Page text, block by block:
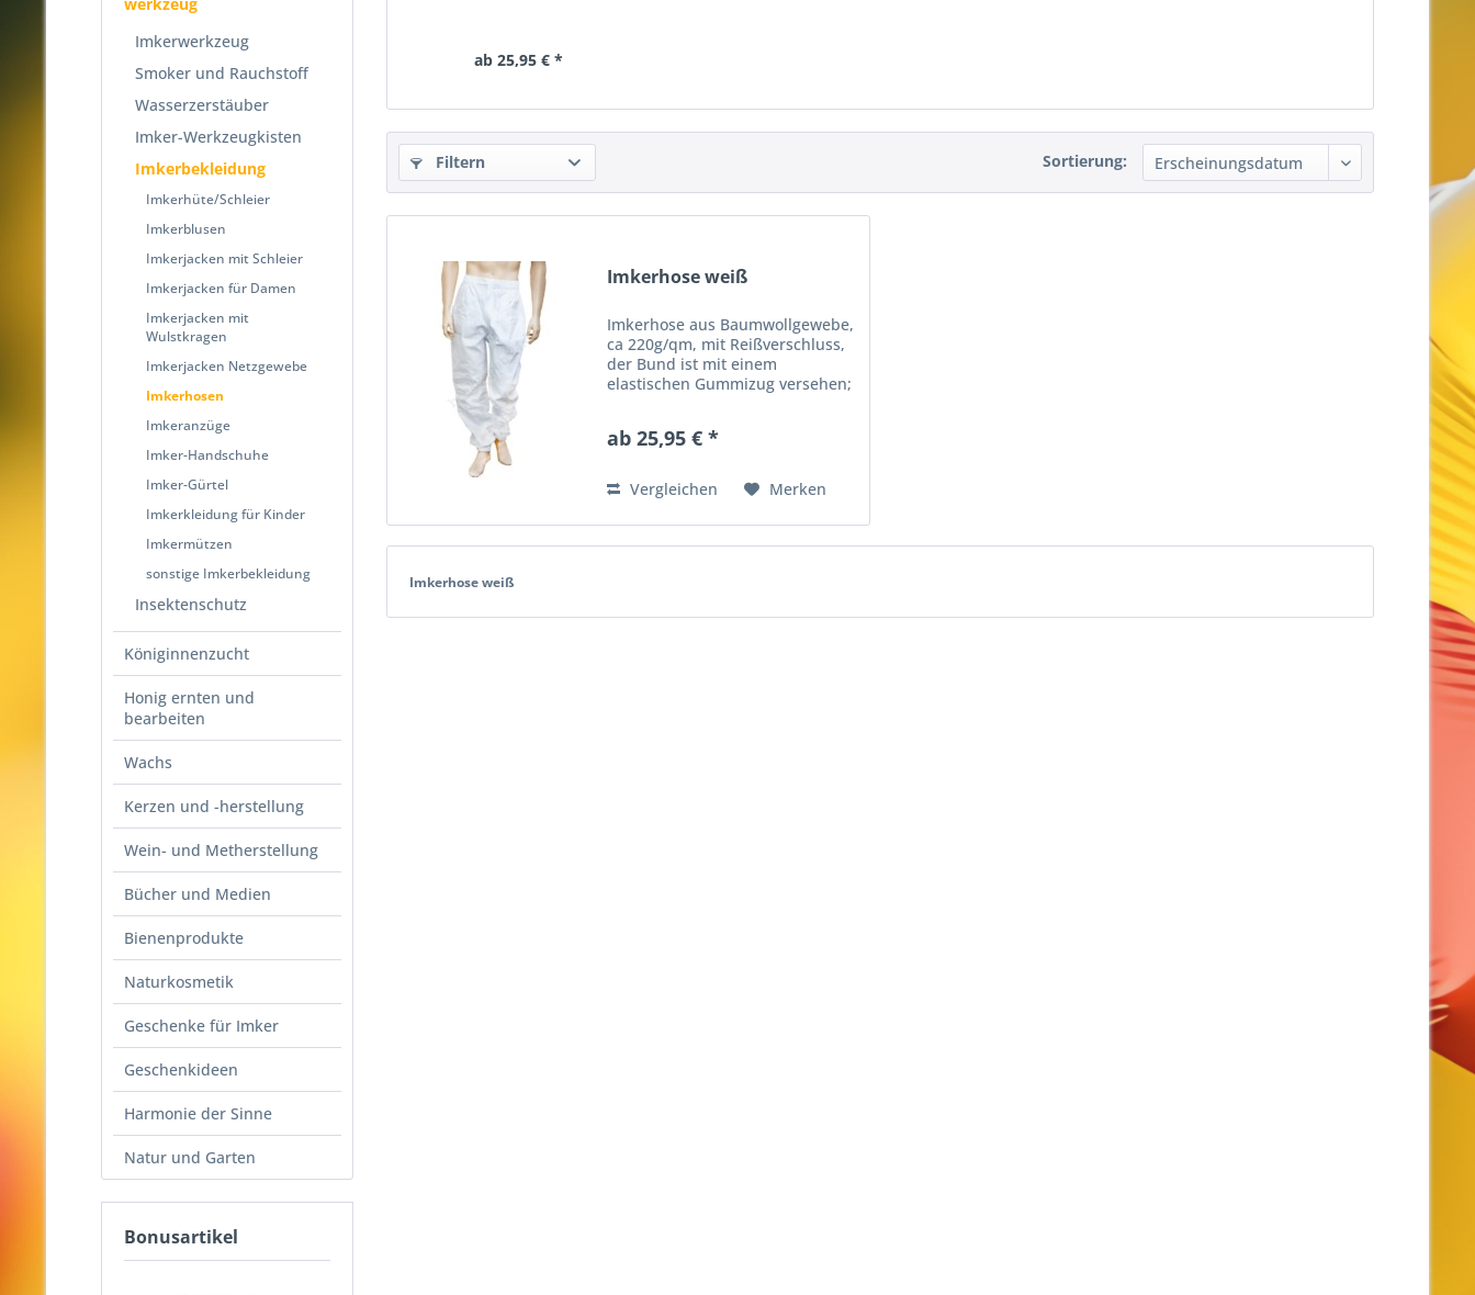
Imkerwerkzeug
Smoker und Rauchstoff
Wasserzerstäuber
Imker-Werkzeugkisten
Imkerbekleidung
Imkerhüte/Schleier
Imkerblusen
Imkerjacken mit Schleier
Imkerjacken für Damen
Imkerjacken mit
Wulstkragen
Imkerjacken Netzgewebe
Imkerhosen
Imkeranzüge
Imker-Handschuhe
Imker-Gürtel
Imkerkleidung für Kinder
Imkermützen
sonstige Imkerbekleidung
Insektenschutz
Königinnenzucht
Honig ernten und
bearbeiten
Wachs
Kerzen und -herstellung
Wein- und Metherstellung
Bücher und Medien
Bienenprodukte
Naturkosmetik
Geschenke für Imker
Geschenkideen
Harmonie der Sinne
Natur und Garten
Bonusartikel
ab 25,95 € *
Filtern Sortierung:
Imkerhose weiß
Imkerhose aus Baumwollgewebe,
ca 220g/qm, mit Reißverschluss,
der Bund ist mit einem
elastischen Gummizug versehen;
und zusätzlichem Reißverschluss.
ab 25,95 € *
Vergleichen Merken
Imkerhose weiß